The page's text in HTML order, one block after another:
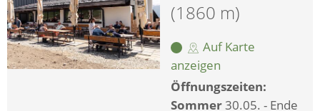
(1860 m)
Auf Karte
anzeigen
Öffnungszeiten:
Sommer30.05. - Ende